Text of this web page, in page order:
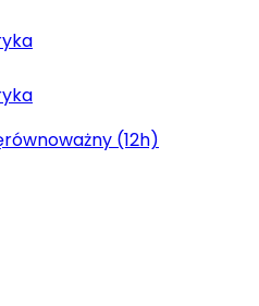
równoważny (12h)